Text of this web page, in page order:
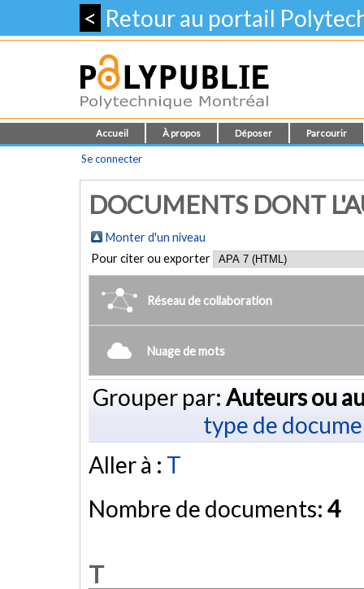
< Retour au portail
Accueil À propos Déposer Parcourir
Se connecter
DOCUMENTS DONT
Monter d'un niveau
Pour citer ou exporter
Réseau de collaboration
Nuage de mots
Grouper par: Auteurs ou
type de
Aller à : T
Nombre de documents: 4
T